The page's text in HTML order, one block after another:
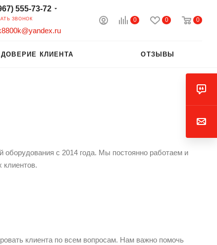
0 0 0
555-73-72
ЗВОНОК
ДОВЕРИЕ КЛИЕНТА ОТЗЫВЫ
оборудования с 2014 года. Мы постоянно работаем и
клиентов.
клиента по всем вопросам. Нам важно помочь